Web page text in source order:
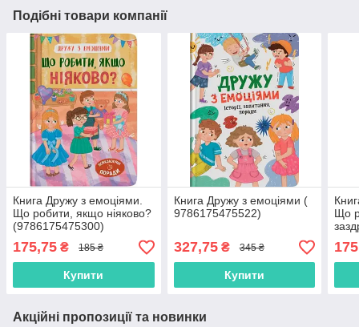
Подібні товари компанії
Книга Дружу з емоціями.
Що робити, якщо ніяково?
(9786175475300)
175,75 ₴ 185 ₴
Купити
Книга Дружу з емоціями (
9786175475522)
327,75₴ 345 ₴
Купити
Що
Акційні пропозиції та новинки